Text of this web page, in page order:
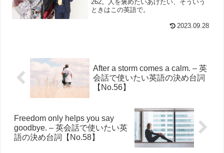
262。人を褒めたいあげたい、そういう
ときはこの英語で。
2023.09.28
After a storm comes a calm. – 英
会話で使いたい英語の決め台詞
【No.56】
Freedom only helps you say
goodbye. – 英会話で使いたい英
語の決め台詞【No.58】